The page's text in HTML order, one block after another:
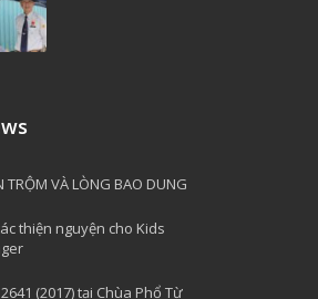
TRỘM VÀ LÒNG BAO DUNG
thiện nguyện cho Kids
(2017) tại Chùa Phổ Từ